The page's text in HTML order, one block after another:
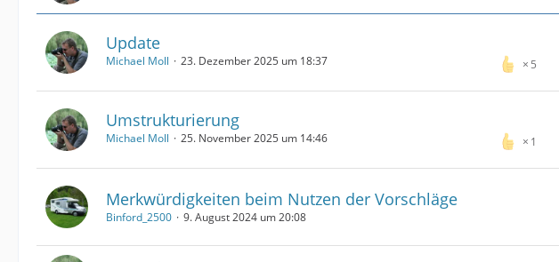
e
Update
5
Michael Moll 23. Dezember 2025 um 18:37
Umstrukturierung
1
Michael Moll 25. November 2025 um 14:46
Merkwürdigkeiten beim Nutzen der Vorschläge
Binford_2500 9. August 2024 um 20:08